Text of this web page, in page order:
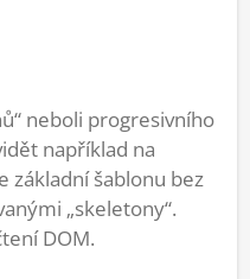
neboli progresivního
například na
základní šablonu bez
„skeletony“.
DOM.